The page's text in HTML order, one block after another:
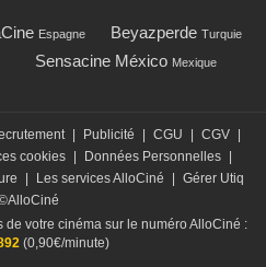
Espagne Beyazperde Turquie
Sensacine México Mexique
Publicité CGU CGV
cookies Données Personnelles
Les services AlloCiné
Gérer Utiq
de votre cinéma sur le numéro AlloCiné :
(0,90€/minute)